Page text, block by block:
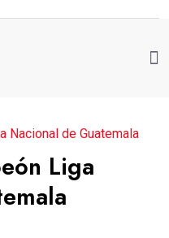
Nacional de Guatemala
Liga